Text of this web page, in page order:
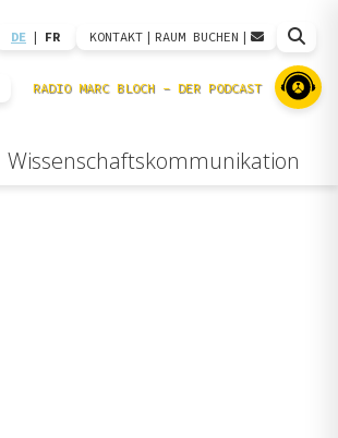
DE | FR KONTAKT | RAUM BUCHEN |
Wissenschaftskommunikation